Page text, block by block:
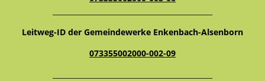
Leitweg-ID der Gemeindewerke Enkenbach-Alsenborn
073355002000-002-09